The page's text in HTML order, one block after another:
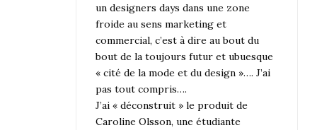
un designers days dans une zone
froide au sens marketing et
commercial, c’est à dire au bout du
bout de la toujours futur et ubuesque
« cité de la mode et du design »…. J’ai
pas tout compris….
J’ai « déconstruit » le produit de
Caroline Olsson, une étudiante